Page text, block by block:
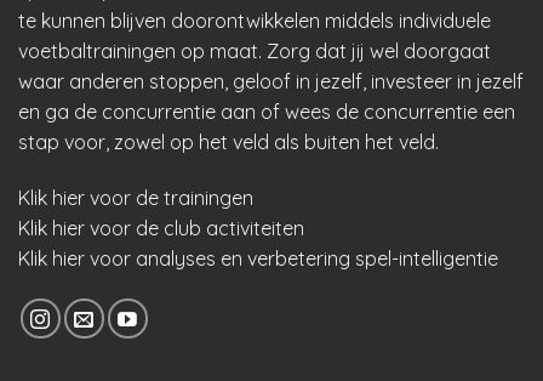
te kunnen blijven doorontwikkelen middels individuele
voetbaltrainingen op maat. Zorg dat jij wel doorgaat
waar anderen stoppen, geloof in jezelf, investeer in jezelf
en ga de concurrentie aan of wees de concurrentie een
stap voor, zowel op het veld als buiten het veld.
Klik hier voor de trainingen
Klik hier voor de club activiteiten
Klik hier voor analyses en verbetering spel-intelligentie